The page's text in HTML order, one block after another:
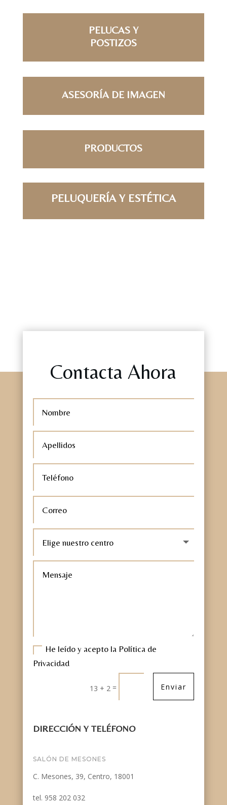
PELUCAS Y
POSTIZOS
ASESORÍA DE IMAGEN
PRODUCTOS
PELUQUERÍA Y ESTÉTICA
Contacta Ahora
He leído y acepto la Política de
Privacidad
13 + 2 = Enviar
DIRECCIÓN Y TELÉFONO
SALÓN DE MESONES
C. Mesones, 39, Centro, 18001
tel. 958 202 032